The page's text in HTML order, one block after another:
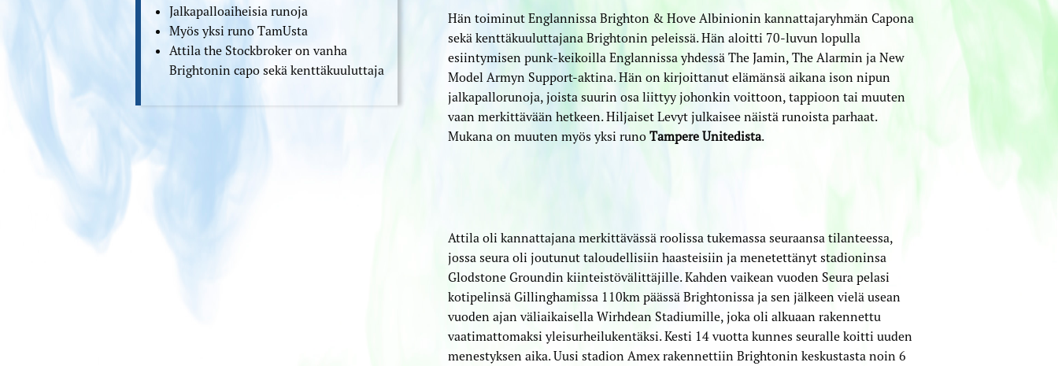
Jalkapalloaiheisia runoja
Myös yksi runo TamUsta
Attila the Stockbroker on vanha
Brightonin capo sekä kenttäkuuluttaja
Hän toiminut Englannissa Brighton & Hove Albinionin kannattajaryhmän Capona
sekä kenttäkuuluttajana Brightonin peleissä. Hän aloitti 70-luvun lopulla
esiintymisen punk-keikoilla Englannissa yhdessä The Jamin, The Alarmin ja New
Model Armyn Support-aktina. Hän on kirjoittanut elämänsä aikana ison nipun
jalkapallorunoja, joista suurin osa liittyy johonkin voittoon, tappioon tai muuten
vaan merkittävään hetkeen. Hiljaiset Levyt julkaisee näistä runoista parhaat.
Mukana on muuten myös yksi runoTampere Unitedista.
Attila oli kannattajana merkittävässä roolissa tukemassa seuraansa tilanteessa,
jossa seura oli joutunut taloudellisiin haasteisiin ja menetettänyt stadioninsa
Glodstone Groundin kiinteistövälittäjille. Kahden vaikean vuoden Seura pelasi
kotipelinsä Gillinghamissa 110km päässä Brightonissa ja sen jälkeen vielä usean
vuoden ajan väliaikaisella Wirhdean Stadiumille, joka oli alkuaan rakennettu
vaatimattomaksi yleisurheilukentäksi. Kesti 14 vuotta kunnes seuralle koitti uuden
menestyksen aika. Uusi stadion Amex rakennettiin Brightonin keskustasta noin 6